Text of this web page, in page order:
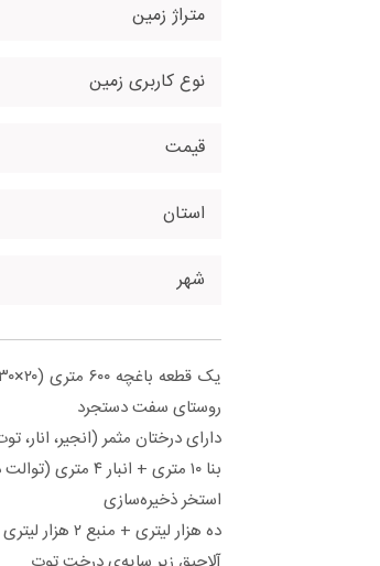
متراژ زمین
نوع کاربری زمین
قیمت
استان
شهر
روستای سفت دستجرد
دارای درختان مثمر (انجیر،
بنا ۱۰ متری + انبار ۴ متری (توالت داخل انبار)
استخر ذخیره‌سازی
ده هزار لیتری + منبع ۲ هزار لیتری ضدباکتری + منبع آب شستشو